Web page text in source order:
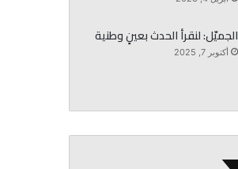
الجميّل: لنقرأ الحدث بعينٍ وطنية
أكتوبر 7, 2025